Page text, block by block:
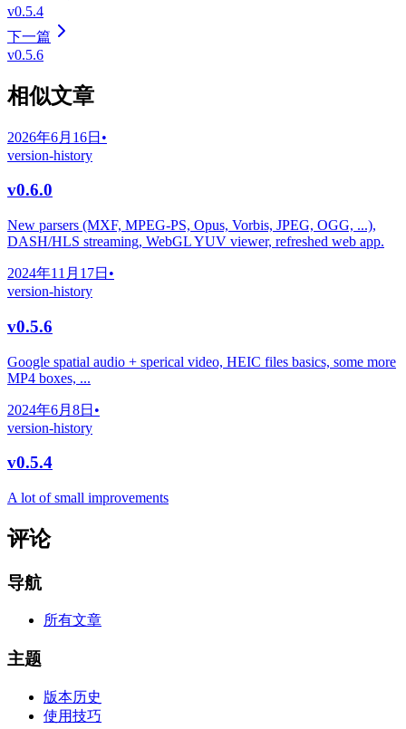
v0.5.4
下一篇
v0.5.6
相似文章
2026年6月16日 •
version-history
v0.6.0
New parsers (MXF, MPEG-PS, Opus, Vorbis, JPEG, OGG, ...),
DASH/HLS streaming, WebGL YUV viewer, refreshed web app.
2024年11月17日 •
version-history
v0.5.6
Google spatial audio + sperical video, HEIC files basics, some more
MP4 boxes, ...
2024年6月8日 •
version-history
v0.5.4
A lot of small improvements
评论
导航
所有文章
主题
版本历史
使用技巧